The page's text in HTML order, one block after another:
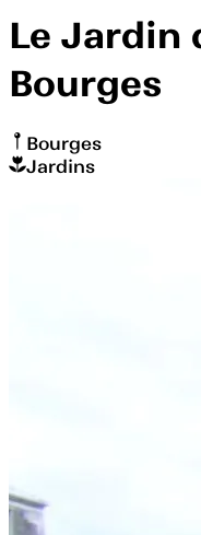
Le Jardin
Bourges
Bourges
Jardins